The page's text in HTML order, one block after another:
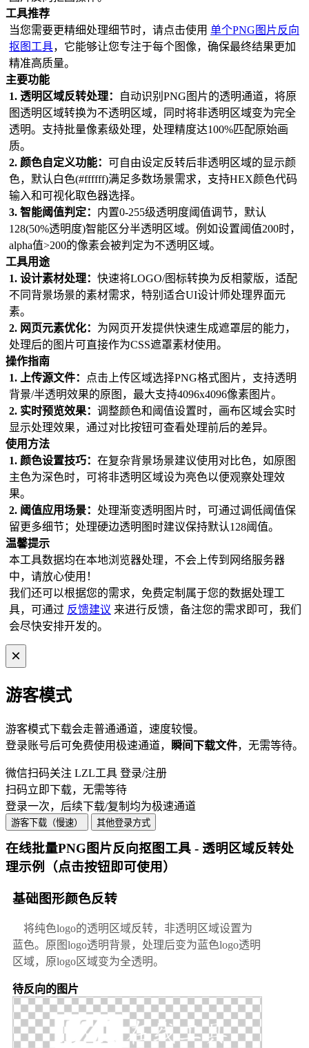
图片水印平铺
合并拼图
工具推荐
当您需要更精细处理细节时，请点击使用 单个PNG图片反向
抠图工具，它能够让您专注于每个图像，确保最终结果更加
精准高质量。
主要功能
1. 透明区域反转处理：
自动识别PNG图片的透明通道，将原
图透明区域转换为不透明区域，同时将非透明区域变为完全
透明。支持批量像素级处理，处理精度达100%匹配原始画
质。
2. 颜色自定义功能： 可自由设定反转后非透明区域的显示颜
色，默认白色(#ffffff)满足多数场景需求，支持HEX颜色代码
输入和可视化取色器选择。
3. 智能阈值判定： 内置0-255级透明度阈值调节，默认
128(50%透明度)智能区分半透明区域。例如设置阈值200时，
alpha值>200的像素会被判定为不透明区域。
工具用途
1. 设计素材处理： 快速将LOGO/图标转换为反相蒙版，适配
不同背景场景的素材需求，特别适合UI设计师处理界面元
素。
2. 网页元素优化： 为网页开发提供快速生成遮罩层的能力，
处理后的图片可直接作为CSS遮罩素材使用。
操作指南
1. 上传源文件：
点击上传区域选择PNG格式图片，支持透明
背景/半透明效果的原图，最大支持4096x4096像素图片。
2. 实时预览效果： 调整颜色和阈值设置时，画布区域会实时
显示处理效果，通过对比按钮可查看处理前后的差异。
使用方法
1. 颜色设置技巧： 在复杂背景场景建议使用对比色，如原图
主色为深色时，可将非透明区域设为亮色以便观察处理效
果。
2. 阈值应用场景： 处理渐变透明图片时，可通过调低阈值保
留更多细节；处理硬边透明图时建议保持默认128阈值。
温馨提示
本工具数据均在本地浏览器处理，不会上传到网络服务器
中，请放心使用！
我们还可以根据您的需求，免费定制属于您的数据处理工
具，可通过 反馈建议 来进行反馈，备注您的需求即可，我们
会尽快安排开发的。
×
游客模式
游客模式下载会走普通通道，速度较慢。
登录账号后可免费使用极速通道，
瞬间下载文件，无需等待。
微信扫码关注 LZL工具 登录/注册
扫码立即下载，无需等待
登录一次，后续下载/复制均为极速通道
游客下载（慢速） 其他登录方式
在线批量PNG图片反向抠图工具 - 透明区域反转处
理示例（点击按钮即可使用）
基础图形颜色反转
将纯色logo的透明区域反转，非透明区域设置为
蓝色。原图logo透明背景，处理后变为蓝色logo透明
区域，原logo区域变为全透明。
待反向的图片